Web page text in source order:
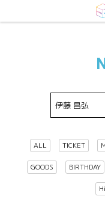
ALL TICKET
GOODS BIRTHDAY